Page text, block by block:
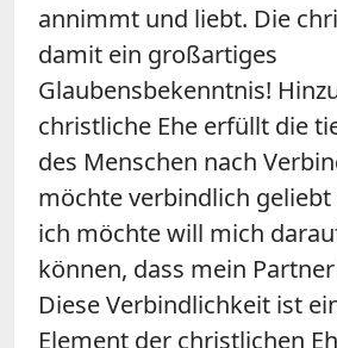
annimmt und liebt. Die
damit ein großartiges
Glaubensbekenntnis!
christliche Ehe erfüllt die
des Menschen nach
möchte verbindlich
ich möchte will mich
können, dass mein
Diese Verbindlichkeit ist
Element der christlichen